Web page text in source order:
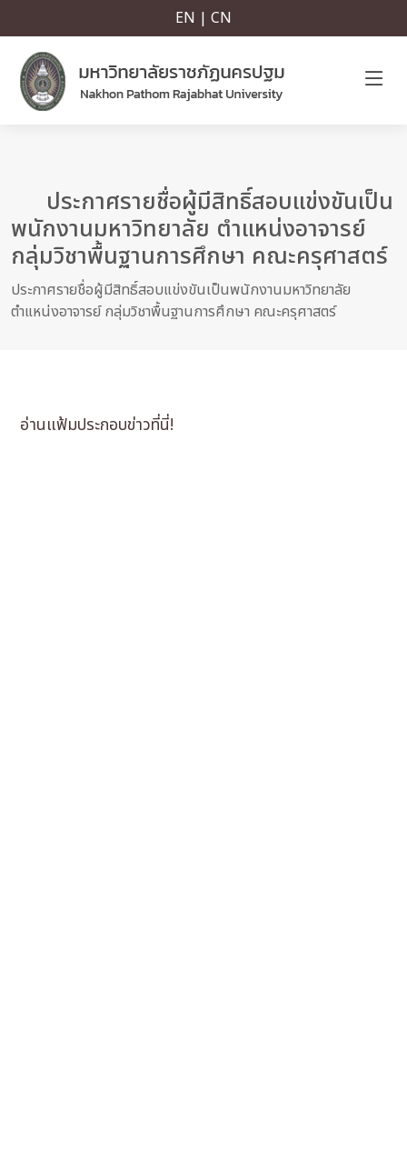
EN | CN
ประกาศรายชื่อผู้มีสิทธิ์สอบแข่งขันเป็น
พนักงานมหาวิทยาลัย ตำแหน่งอาจารย์
กลุ่มวิชาพื้นฐานการศึกษา คณะครุศาสตร์
ประกาศรายชื่อผู้มีสิทธิ์สอบแข่งขันเป็นพนักงานมหาวิทยาลัย
ตำแหน่งอาจารย์ กลุ่มวิชาพื้นฐานการศึกษา คณะครุศาสตร์
อ่านแฟ้มประกอบข่าวที่นี่!